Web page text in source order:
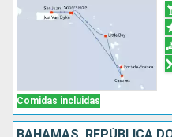
Comidas incluidas